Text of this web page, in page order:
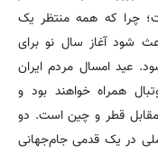
چرا که همه منتظر یک
شود آغاز‌ سال نو برای
عید امسال مردم ایران
همراه خواهند بود و
قطر و چین است. دو
در یک قدمی جام‌جهانی